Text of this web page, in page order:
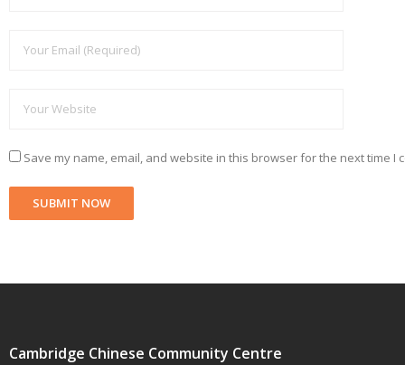
Save my name, email, and website in this browser for the next time I
Cambridge Chinese Community Centre